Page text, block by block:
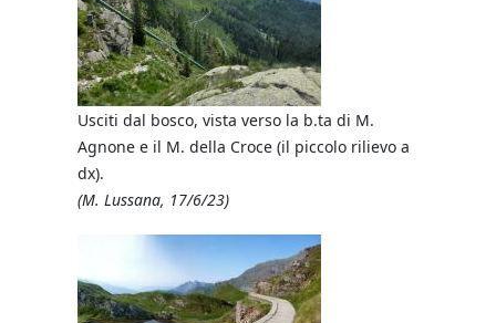
Usciti dal bosco, vista verso la b.ta di M.
Agnone e il M. della Croce (il piccolo rilievo a
dx).
(M. Lussana, 17/6/23)